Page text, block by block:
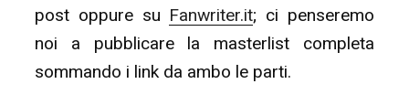
post oppure su Fanwriter.it; ci penseremo
noi a pubblicare la masterlist completa
sommando i link da ambo le parti.